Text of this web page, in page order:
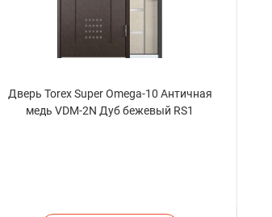
Дверь Torex Super Omega-10 Античная
медь VDM-2N Дуб бежевый RS1